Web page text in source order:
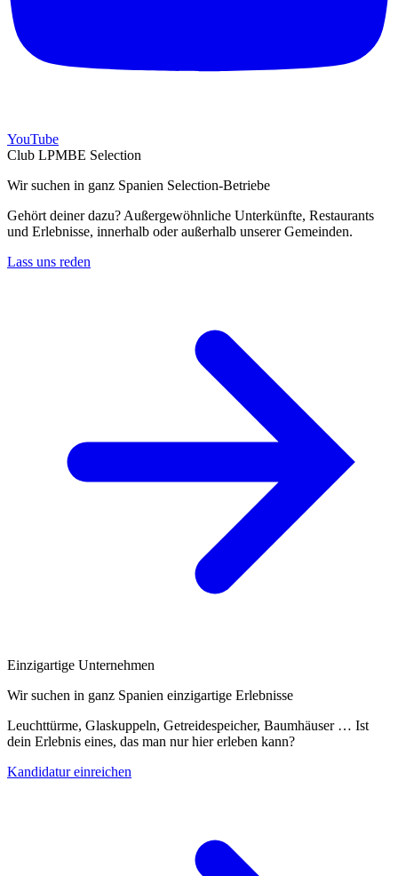
YouTube
Club LPMBE Selection
Wir suchen in ganz Spanien Selection-Betriebe
Gehört deiner dazu? Außergewöhnliche Unterkünfte, Restaurants
und Erlebnisse, innerhalb oder außerhalb unserer Gemeinden.
Lass uns reden
Einzigartige Unternehmen
Wir suchen in ganz Spanien einzigartige Erlebnisse
Leuchttürme, Glaskuppeln, Getreidespeicher, Baumhäuser … Ist
dein Erlebnis eines, das man nur hier erleben kann?
Kandidatur einreichen